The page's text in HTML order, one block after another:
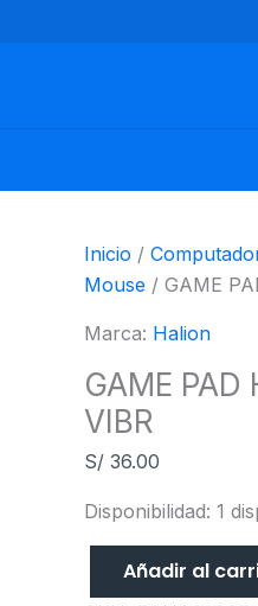
Inicio /
Mouse / GAME
Marca: Halion
GAME
VIBR
S/ 36.00
Disponibilidad: 1
cantidad
Añadir al